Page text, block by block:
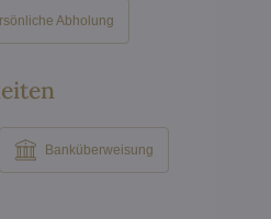
Abholung
Banküberweisung